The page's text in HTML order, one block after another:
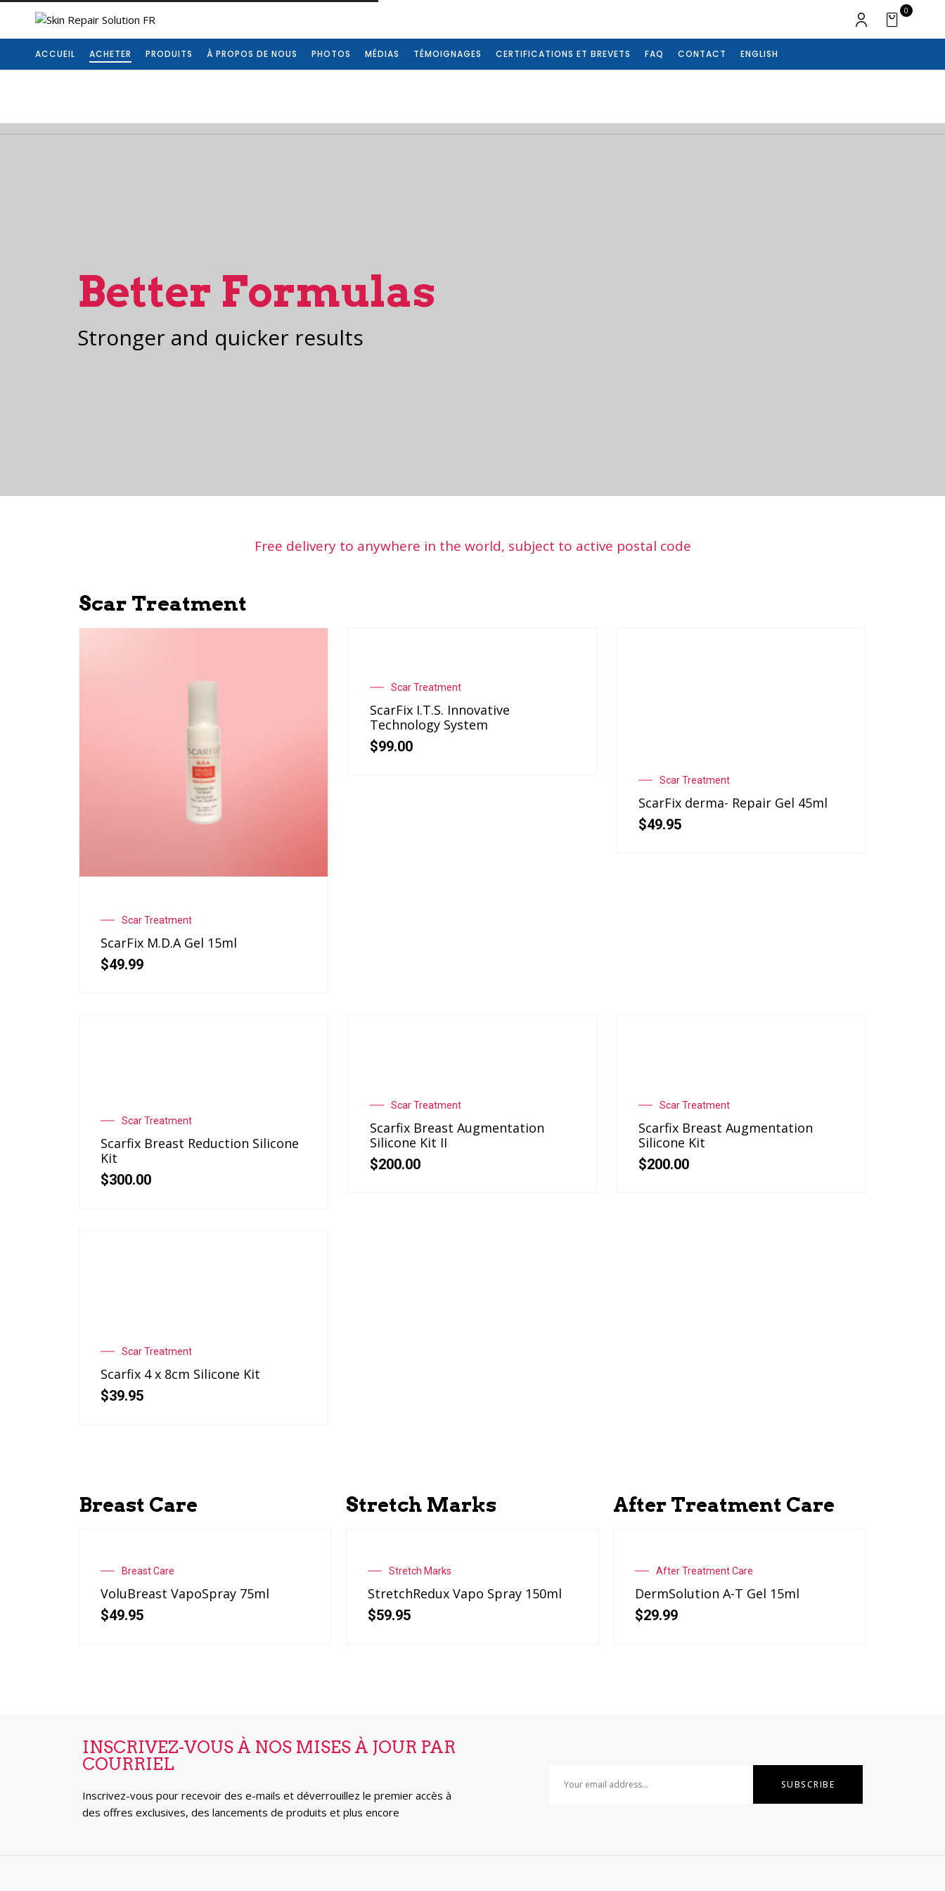
0
ACCUEIL ACHETER PRODUITS À PROPOS DE NOUS PHOTOS MÉDIAS TÉMOIGNAGES CERTIFICATIONS ET BREVETS FAQ CONTACT ENGLISH
Better Formulas
Stronger and quicker results
Free delivery to anywhere in the world, subject to active postal code
Scar Treatment
Scar Treatment
ScarFix M.D.A Gel 15ml
$49.99
Scar Treatment
ScarFix I.T.S. Innovative
Technology System
$99.00
Scar Treatment
ScarFix derma- Repair Gel 45ml
$49.95
Scar Treatment
Scarfix Breast Reduction Silicone
Kit
$300.00
Scar Treatment
Scarfix Breast Augmentation
Silicone Kit II
$200.00
Scar Treatment
Scarfix Breast Augmentation
Silicone Kit
$200.00
Scar Treatment
Scarfix 4 x 8cm Silicone Kit
$39.95
Breast Care
Breast Care
VoluBreast VapoSpray 75ml
$49.95
Stretch Marks
Stretch Marks
StretchRedux Vapo Spray 150ml
$59.95
After Treatment Care
After Treatment Care
DermSolution A-T Gel 15ml
$29.99
INSCRIVEZ-VOUS À NOS MISES À JOUR PAR
COURRIEL
Inscrivez-vous pour recevoir des e-mails et déverrouillez le premier accès à
des offres exclusives, des lancements de produits et plus encore